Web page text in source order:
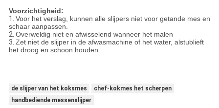
Voorzichtigheid:
1. Voor het verslag, kunnen alle slijpers niet voor getande mes en
schaar aanpassen.
2. Overweldig niet en afwisselend wanneer het malen
3. Zet niet de slijper in de afwasmachine of het water, alstublieft
het droog en schoon houden
de slijper van het koksmes
chef-kokmes het scherpen
handbediende messenslijper